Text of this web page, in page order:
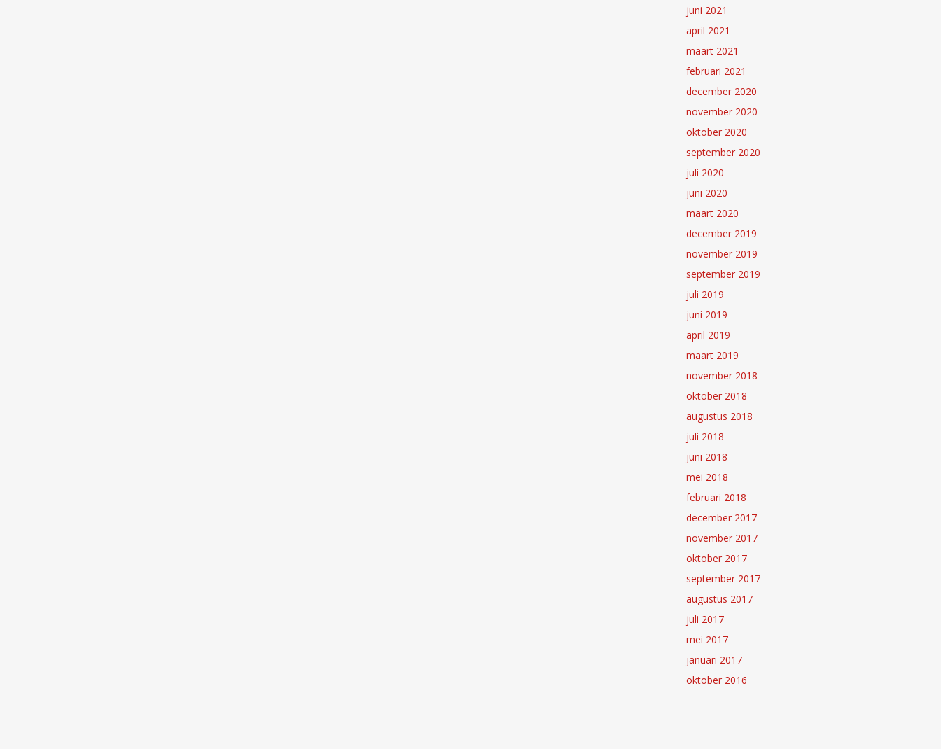
juni 2021
april 2021
maart 2021
februari 2021
december 2020
november 2020
oktober 2020
september 2020
juli 2020
juni 2020
maart 2020
december 2019
november 2019
september 2019
juli 2019
juni 2019
april 2019
maart 2019
november 2018
oktober 2018
augustus 2018
juli 2018
juni 2018
mei 2018
februari 2018
december 2017
november 2017
oktober 2017
september 2017
augustus 2017
juli 2017
mei 2017
januari 2017
oktober 2016